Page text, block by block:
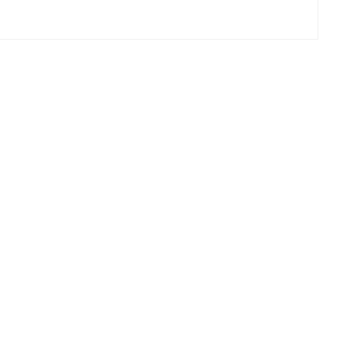
charbon actif et l'utilisaient pour purifier l'eau.
de l'air. Pour plus d'informations sur la